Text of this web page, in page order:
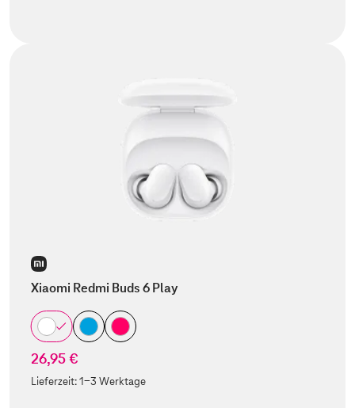
Xiaomi Redmi Buds 6 Play
26,95 €
Lieferzeit:1-3 Werktage